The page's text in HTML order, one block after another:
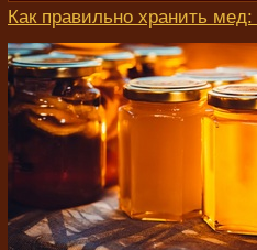
Как правильно хранить